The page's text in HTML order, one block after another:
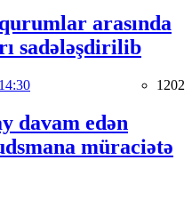
arasında
sadələşdirilib
1202
davam edən
müraciətə